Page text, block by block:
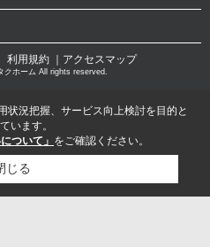
利用規約 ｜アクセスマップ
クホーム All rights reserved.
状況把握、サービス向上検討を目的と
います。
ついて」 をご確認ください。
じる